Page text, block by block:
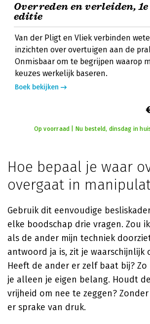
Overreden en verleiden,
editie
Van der Pligt en Vliek verbinden
inzichten over overtuigen aan de
Onmisbaar om te begrijpen waarop
keuzes werkelijk baseren.
Boek bekijken
Op voorraad | Nu besteld, dinsdag in
Hoe bepaal je waar
overgaat in
Gebruik dit eenvoudige
elke boodschap drie vragen. Zou
als de ander mijn techniek
antwoord ja is, zit je waarschijnlijk
Heeft de ander er zelf baat bij?
je alleen je eigen belang. Houdt
vrijheid om nee te zeggen?
er sprake van druk.